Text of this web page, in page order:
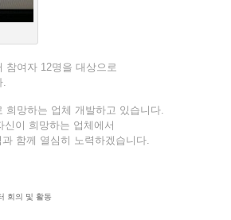
참여자 12명을 대상으로
.
희망하는 업체 개발하고 있습니다.
이 희망하는 업체에서
함께 열심히 노력하겠습니다.
회의 및 활동